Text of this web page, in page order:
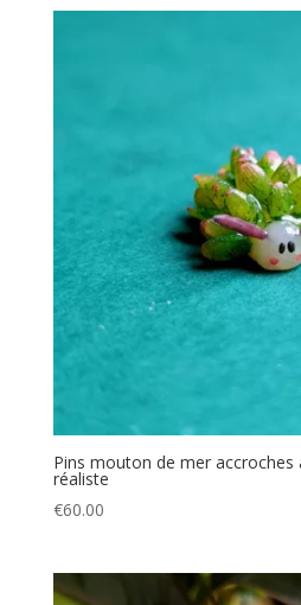
Pins mouton de mer accroches
réaliste
€60.00